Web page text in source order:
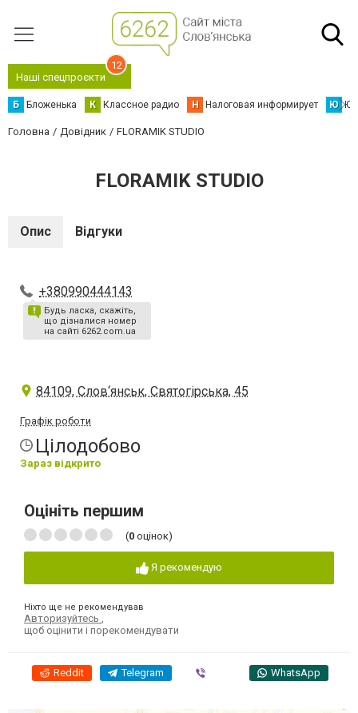
Наші спецпроєкти
12
Б Бложенька К Классное радио Н Налоговая информирует Ю
Головна Довідник FLORAMIK STUDIO
FLORAMIK STUDIO
Опис Відгуки
+380990444143
Будь ласка, скажіть,
що дізналися номер
на сайті 6262.com.ua
84109, Слов‘янськ, Святогірська, 45
Графік роботи
Цілодобово
Зараз відкрито
Оцініть першим
(0 оцінок)
Я рекомендую
Ніхто ще не рекомендував
Авторизуйтесь
щоб оцінити і порекомендувати
Reddit Telegram WhatsApp